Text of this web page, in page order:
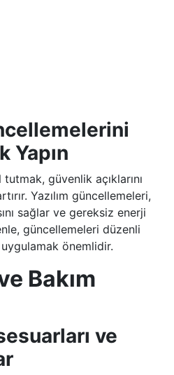
Yapın
tutmak, güvenlik açıklarını
Yazılım güncellemeleri,
sağlar ve gereksiz enerji
güncellemeleri düzenli
önemlidir.
Bakım
ve